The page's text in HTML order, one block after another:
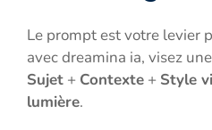
Le prompt est votre levier
avec dreamina ia, visez
Sujet + Contexte + Style
lumière.